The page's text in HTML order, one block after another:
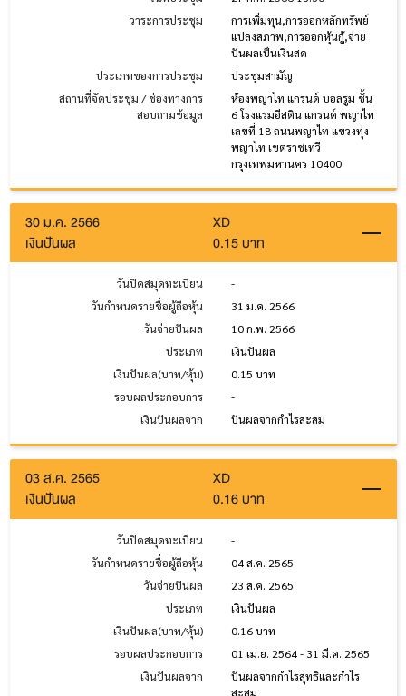
วาระการประชุม
การเพิ่มทุน,การออกหลักทรัพย์
แปลงสภาพ,การออกหุ้นกู้,จ่าย
ปันผลเป็นเงินสด
ประเภทของการประชุม
ประชุมสามัญ
สถานที่จัดประชุม / ช่องทางการ
สอบถามข้อมูล
ห้องพญาไท แกรนด์ บอลรูม ชั้น
6 โรงแรมอีสติน แกรนด์ พญาไท
เลขที่ 18 ถนนพญาไท แขวงทุ่ง
พญาไท เขตราชเทวี
กรุงเทพมหานคร 10400
30 ม.ค. 2566
XD
เงินปันผล
0.15 บาท
วันปิดสมุดทะเบียน
-
วันกำหนดรายชื่อผู้ถือหุ้น
31 ม.ค. 2566
วันจ่ายปันผล
10 ก.พ. 2566
ประเภท
เงินปันผล
เงินปันผล(บาท/หุ้น)
0.15 บาท
รอบผลประกอบการ
-
เงินปันผลจาก
ปันผลจากกำไรสะสม
03 ส.ค. 2565
XD
เงินปันผล
0.16 บาท
วันปิดสมุดทะเบียน
-
วันกำหนดรายชื่อผู้ถือหุ้น
04 ส.ค. 2565
วันจ่ายปันผล
23 ส.ค. 2565
ประเภท
เงินปันผล
เงินปันผล(บาท/หุ้น)
0.16 บาท
รอบผลประกอบการ
01 เม.ย. 2564 - 31 มี.ค. 2565
เงินปันผลจาก
ปันผลจากกำไรสุทธิและกำไร
สะสม